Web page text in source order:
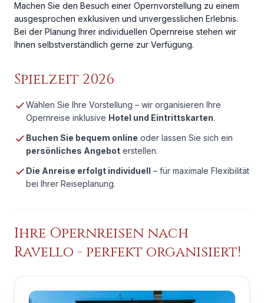
Machen Sie den Besuch einer Opernvorstellung zu einem
ausgesprochen exklusiven und unvergesslichen Erlebnis.
Bei der Planung Ihrer individuellen Opernreise stehen wir
Ihnen selbstverständlich gerne zur Verfügung.
Spielzeit 2026
Wählen Sie Ihre Vorstellung – wir organisieren Ihre
Opernreise inklusive Hotel und Eintrittskarten.
Buchen Sie bequem online oder lassen Sie sich ein
persönliches Angebot erstellen.
Die Anreise erfolgt individuell – für maximale Flexibilität
bei Ihrer Reiseplanung.
Ihre Opernreisen nach
Ravello - perfekt organisiert!